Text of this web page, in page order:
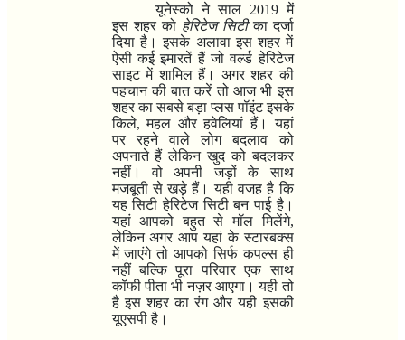
यूनेस्को ने साल 2019में
इस शहर को हेरिटेज सिटी का दर्जा
दिया है। इसके अलावा इस शहर में
ऐसी कई इमारतें हैं जो वर्ल्ड हेरिटेज
साइट में शामिल हैं। अगर शहर की
पहचान की बात करें तो आज भी इस
शहर का सबसे बड़ा प्लस पॉइंट इसके
किले,महल और हवेलियां हैं। यहां
पर रहने वाले लोग बदलाव को
अपनाते हैं लेकिन खुद को बदलकर
नहीं। वो अपनी जड़ों के साथ
मजबूती से खड़े हैं। यही वजह है कि
यह सिटी हेरिटेज सिटी बन पाई है।
यहां आपको बहुत से मॉल मिलेंगे,
लेकिन अगर आप यहां के स्टारबक्स
में जाएंगे तो आपको सिर्फ कपल्स ही
नहीं बल्कि पूरा परिवार एक साथ
कॉफी पीता भी नज़र आएगा। यही तो
है इस शहर का रंग और यही इसकी
यूएसपी है।